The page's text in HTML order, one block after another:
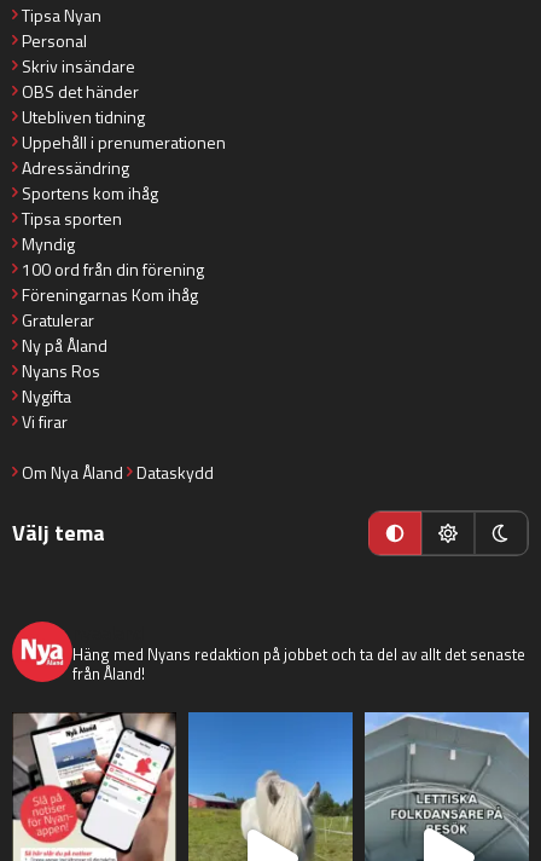
Tipsa Nyan
Personal
Skriv insändare
OBS det händer
Utebliven tidning
Uppehåll i prenumerationen
Adressändring
Sportens kom ihåg
Tipsa sporten
Myndig
100 ord från din förening
Föreningarnas Kom ihåg
Gratulerar
Ny på Åland
Nyans Ros
Nygifta
Vi firar
Om Nya Åland Dataskydd
Välj tema
Häng med Nyans redaktion på jobbet och ta del av allt det senaste
från Åland!